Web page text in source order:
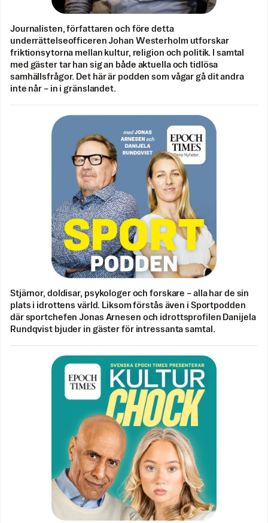
Journalisten, författaren och före detta
underrättelseofficeren Johan Westerholm utforskar
friktionsytorna mellan kultur, religion och politik. I samtal
med gäster tar han sig an både aktuella och tidlösa
samhällsfrågor. Det här är podden som vågar gå dit andra
inte når – in i gränslandet.
Stjärnor, doldisar, psykologer och forskare – alla har de sin
plats i idrottens värld. Liksom förstås även i Sportpodden
där sportchefen Jonas Arnesen och idrottsprofilen Danijela
Rundqvist bjuder in gäster för intressanta samtal.